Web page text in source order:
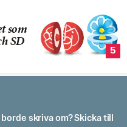
som
SD
5
skriva om? Skicka till